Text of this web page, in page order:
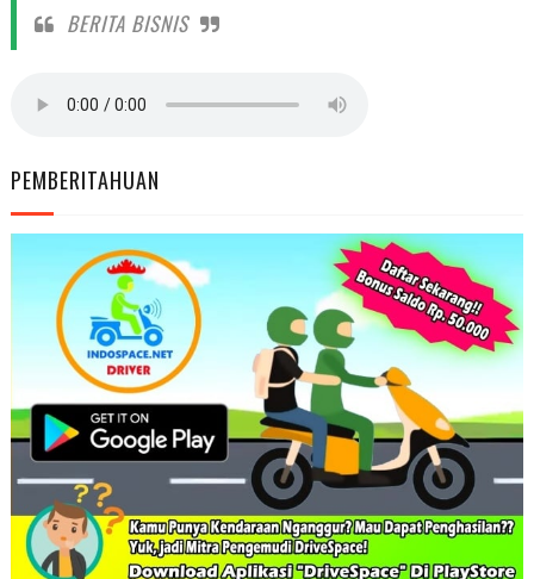
BERITA BISNIS
PEMBERITAHUAN